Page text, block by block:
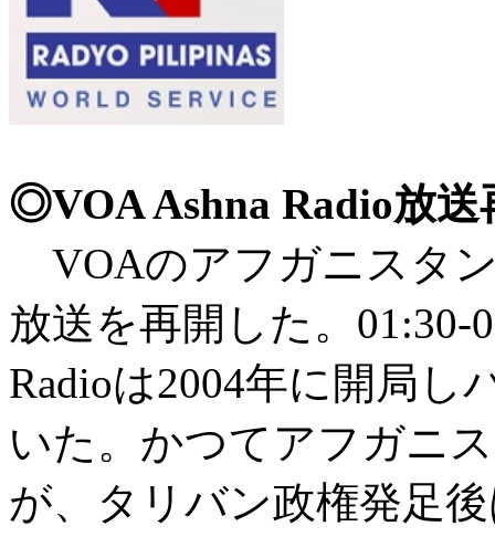
◎VOA Ashna Radio放送
VOAのアフガニスタ
放送を再開した。01:30-
Radioは2004年に開局し
いた。かつてアフガニ
が、タリバン政権発足